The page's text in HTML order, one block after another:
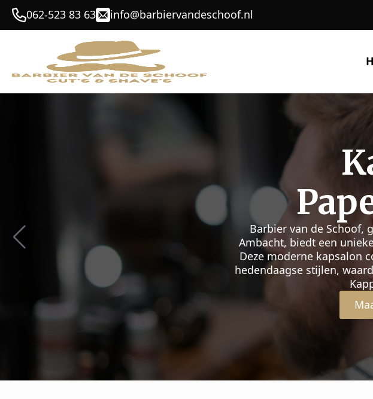
062-523 83 63 info@barbiervandeschoof.nl
Barbier van de Schoof,
Ambacht, biedt een
Deze moderne kapsalon
hedendaagse stijlen,